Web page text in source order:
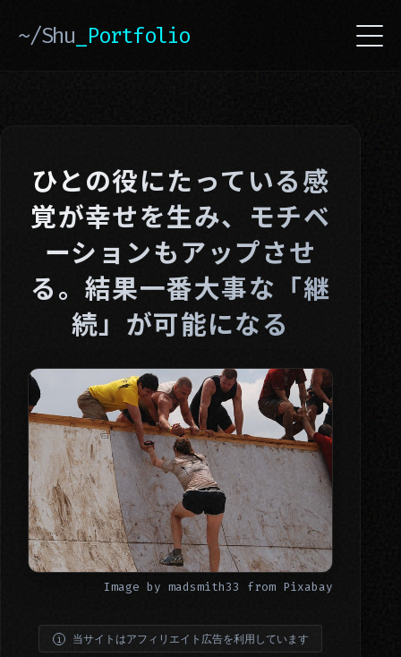
~/Shu _Portfolio
ひとの役にたっている感
覚が幸せを生み、モチベ
ーションもアップさせ
る。結果一番大事な「継
続」が可能になる
Image bymadsmith33 from Pixabay
当サイトはアフィリエイト広告を利用しています